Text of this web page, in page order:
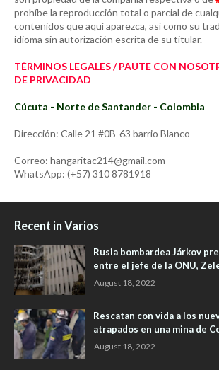
prohíbe la reproducción total o parcial de
contenidos que aquí aparezca, así como su
idioma sin autorización escrita de su titular.
TÉRMINOS LEGALES / PAUTE CON
DE PRIVACIDAD
Cúcuta - Norte de Santander - Colombia
Dirección: Calle 21 #0B-63 barrio Blanco
Correo: hangaritac214@gmail.com
WhatsApp: (+57) 310 8781918
Recent in Varios
Rusia bombardea Járkov
entre el jefe de la ONU,
August 18, 2022
Rescatan con vida a los
atrapados en una mina de
August 18, 2022